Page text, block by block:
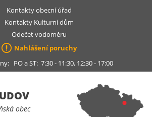
Kontakty obecní úřad
Kontakty Kulturní dům
Odečet vodoměru
Nahlášení poruchy
PO a ST: 7:30 - 11:30, 12:30 - 17:00
obec